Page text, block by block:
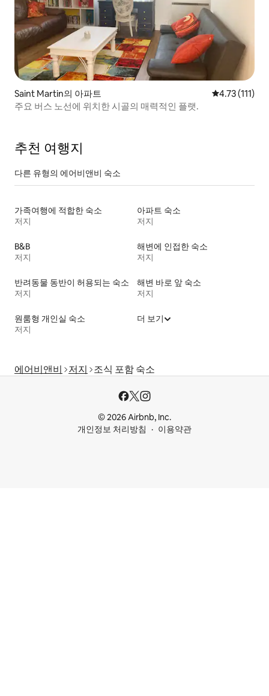
Saint Martin의 아파트 평점 4.73점(5
4.73 (111)
주요 버스 노선에 위치한 시골의 매력적인 플랫.
추천 여행지
다른 유형의 에어비앤비 숙소
가족여행에 적합한 숙소
저지
아파트 숙소
저지
B&B
저지
해변에 인접한 숙소
저지
반려동물 동반이 허용되는 숙소
저지
해변 바로 앞 숙소
저지
원룸형 개인실 숙소
저지
더 보기
에어비앤비 저지 조식 포함 숙소
© 2026 Airbnb, Inc.
개인정보 처리방침
이용약관